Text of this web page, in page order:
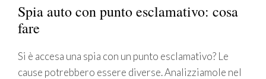
Spia auto con punto esclamativo: cosa
fare
Si è accesa una spia con un punto esclamativo? Le
cause potrebbero essere diverse. Analizziamole nel